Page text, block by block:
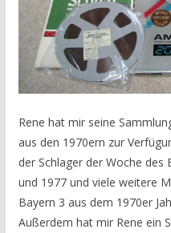
Rene hat mir seine
aus den 1970ern zur
der Schlager der Woche des
und 1977 und viele weitere
Bayern 3 aus dem 1970er
Außerdem hat mir Rene ein